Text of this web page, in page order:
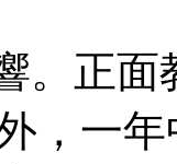
。正
，一